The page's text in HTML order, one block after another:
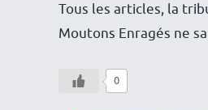
Tous les articles, la
Moutons Enragés ne
0